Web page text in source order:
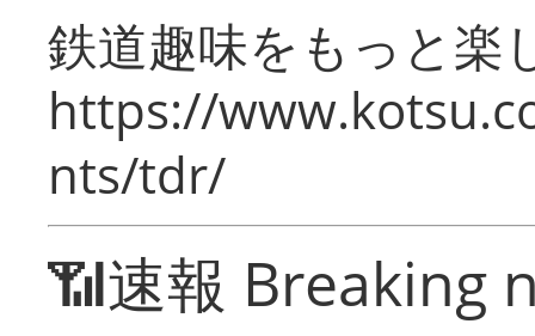
鉄道趣味をもっと楽
https://
nts/tdr/
📶速報 Breaking